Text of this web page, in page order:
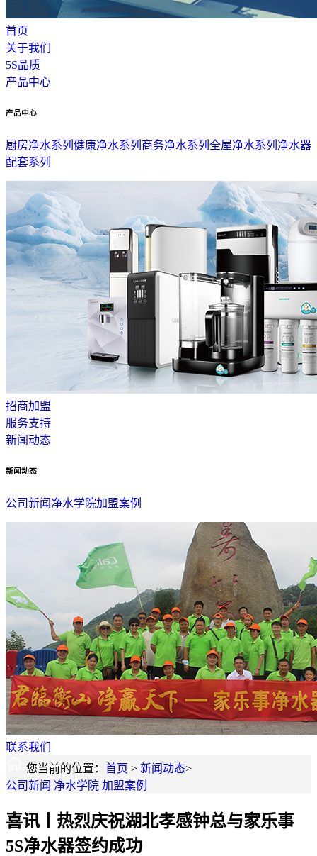
首页
关于我们
5S品质
产品中心
产品中心
厨房净水系列 健康净水系列 商务净水系列 全屋净水系列 净水器
配套系列
招商加盟
服务支持
新闻动态
新闻动态
公司新闻 净水学院加盟案例
联系我们
您当前的位置： 首页 > 新闻动态>
公司新闻 净水学院 加盟案例
喜讯丨热烈庆祝湖北孝感钟总与家乐事
5S净水器签约成功